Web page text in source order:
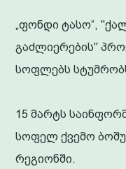
„ფონდი ტასო“,
გაძლიერების"
სოფლებს
15 მარტს
სოფელ ქვემო
რეგიონში.